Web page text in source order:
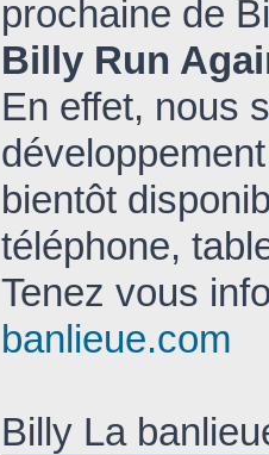
prochaine de
Billy Run
En effet, nous
bientôt
téléphone,
Tenez vous
banlieue.com
Billy La